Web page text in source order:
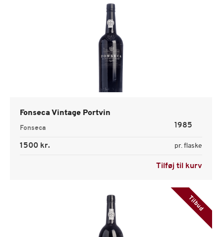
Fonseca Vintage Portvin
Fonseca 1985
1500 kr. pr. flaske
Tilføj til kurv
Tilbud